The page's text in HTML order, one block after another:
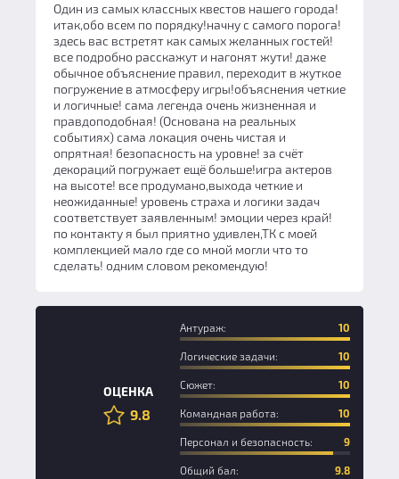
Один из самых классных квестов нашего города!
итак,обо всем по порядку!начну с самого порога!
здесь вас встретят как самых желанных гостей!
все подробно расскажут и нагонят жути! даже
обычное объяснение правил, переходит в жуткое
погружение в атмосферу игры!объяснения четкие
и логичные! сама легенда очень жизненная и
правдоподобная! (Основана на реальных
событиях) cама локация очень чистая и
опрятная! безопасность на уровне! за счёт
декораций погружает ещё больше!игра актеров
на высоте! все продумано,выхода четкие и
неожиданные! уровень страха и логики задач
соответствует заявленным! эмоции через край!
по контакту я был приятно удивлен,ТК с моей
комплекцией мало где со мной могли что то
сделать! одним словом рекомендую!
ОЦЕНКА
9.8
Антураж: 10
Логические задачи: 10
Сюжет: 10
Командная работа: 10
Персонал и безопасность: 9
Общий бал: 9.8